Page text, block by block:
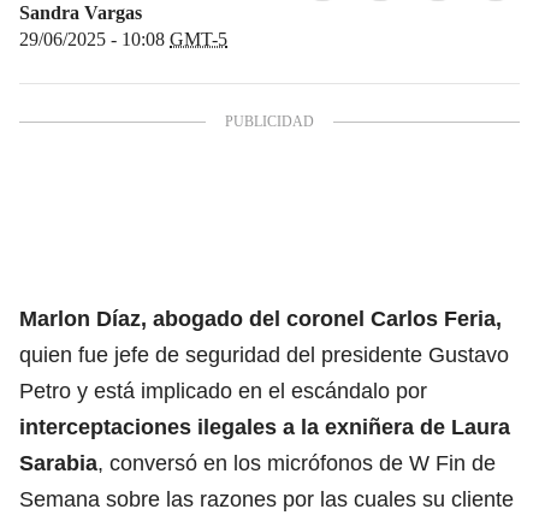
Sandra Vargas
29/06/2025 - 10:08 GMT-5
Marlon Díaz, abogado del coronel Carlos Feria,
quien fue jefe de seguridad del presidente Gustavo
Petro y está implicado en el escándalo por
interceptaciones ilegales a la exniñera de Laura
Sarabia, conversó en los micrófonos de W Fin de
Semana sobre las razones por las cuales su cliente